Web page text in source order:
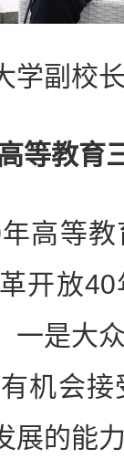
学副校
等教育
等教
开放
一是大
机会
展的能